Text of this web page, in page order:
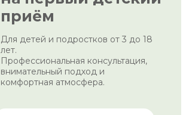
приём
Для детей и подростков от 3 до 18
лет.
Профессиональная консультация,
внимательный подход и
комфортная атмосфера.